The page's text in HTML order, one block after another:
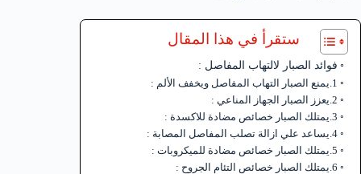
ستقرأ في هذا المقال
فوائد الصبار لالتهاب المفاصل :
1.يمنع الصبار التهاب المفاصل ويخفف الألم :
2.يعزز الصبار الجهاز المناعي :
3.يمتلك الصبار خصائص مضادة للاكسدة :
4.يساعد علي ازالة تصلب المفاصل المصابة :
5.يمتلك الصبار خصائص مضادة للميكروبات :
6.يمتلك الصبار خصائص التئام الجروح :